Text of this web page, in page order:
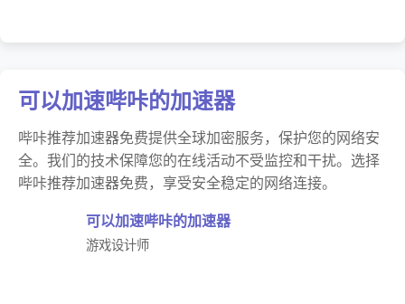
可以加速哔咔的加速器
哔咔推荐加速器免费提供全球加密服务，保护您的网络安
全。我们的技术保障您的在线活动不受监控和干扰。选择
哔咔推荐加速器免费，享受安全稳定的网络连接。
可以加速哔咔的加速器
游戏设计师